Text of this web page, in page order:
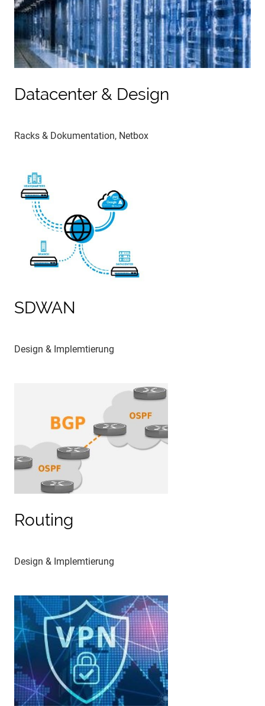
Datacenter & Design
Racks & Dokumentation, Netbox
SDWAN
Design & Implemtierung
Routing
Design & Implemtierung